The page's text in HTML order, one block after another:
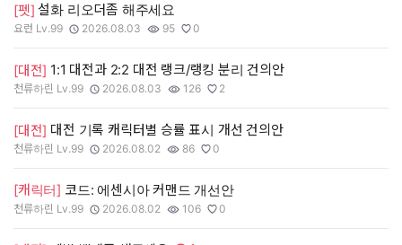
[펫] 설화 리오더좀 해주세요
작성자:
요런 Lv.99
작성일:
2026.08.03
조회수:
95
추천수:
0
[대전] 1:1 대전과 2:2 대전 랭크/랭킹 분리 건의안
작성자:
천류하린 Lv.99
작성일:
2026.08.03
조회수:
126
추천수:
2
[대전] 대전 기록 캐릭터별 승률 표시 개선 건의안
작성자:
천류하린 Lv.99
작성일:
2026.08.02
조회수:
86
추천수:
0
[캐릭터] 코드: 에센시아 커맨드 개선안
작성자:
천류하린 Lv.99
작성일:
2026.08.02
조회수:
106
추천수:
0